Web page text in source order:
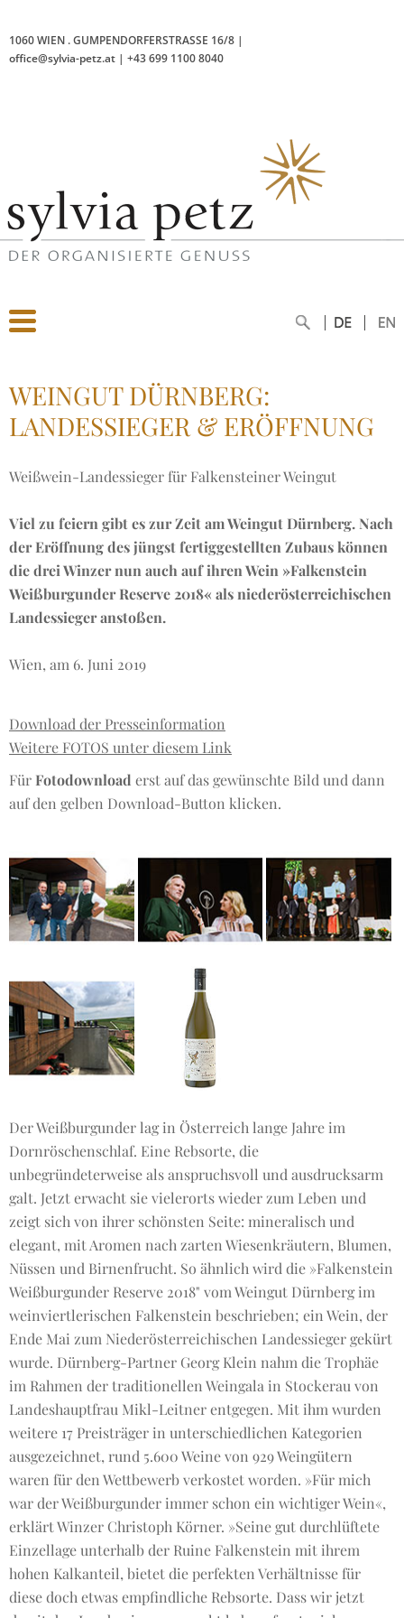
1060 WIEN .GUMPENDORFERSTRASSE 16/8 |
office@sylvia-petz.at | +43 699 1100 8040
WEINGUT DÜRNBERG:
LANDESSIEGER & ERÖFFNUNG
Weißwein-Landessieger für Falkensteiner Weingut
Viel zu feiern gibt es zur Zeit am Weingut Dürnberg. Nach
der Eröffnung des jüngst fertiggestellten Zubaus können
die drei Winzer nun auch auf ihren Wein »Falkenstein
Weißburgunder Reserve 2018« als niederösterreichischen
Landessieger anstoßen.
Wien, am 6. Juni 2019
Download der Presseinformation
Weitere FOTOS unter diesem Link
Für Fotodownload erst auf das gewünschte Bild und dann
auf den gelben Download-Button klicken.
Der Weißburgunder lag in Österreich lange Jahre im
Dornröschenschlaf. Eine Rebsorte, die
unbegründeterweise als anspruchsvoll und ausdrucksarm
galt. Jetzt erwacht sie vielerorts wieder zum Leben und
zeigt sich von ihrer schönsten Seite: mineralisch und
elegant, mit Aromen nach zarten Wiesenkräutern, Blumen,
Nüssen und Birnenfrucht. So ähnlich wird die »Falkenstein
Weißburgunder Reserve 2018" vom Weingut Dürnberg im
weinviertlerischen Falkenstein beschrieben; ein Wein, der
Ende Mai zum Niederösterreichischen Landessieger gekürt
wurde. Dürnberg-Partner Georg Klein nahm die Trophäe
im Rahmen der traditionellen Weingala in Stockerau von
Landeshauptfrau Mikl-Leitner entgegen. Mit ihm wurden
weitere 17 Preisträger in unterschiedlichen Kategorien
ausgezeichnet, rund 5.600 Weine von 929 Weingütern
waren für den Wettbewerb verkostet worden. »Für mich
war der Weißburgunder immer schon ein wichtiger Wein«,
erklärt Winzer Christoph Körner. »Seine gut durchlüftete
Einzellage unterhalb der Ruine Falkenstein mit ihrem
hohen Kalkanteil, bietet die perfekten Verhältnisse für
diese doch etwas empfindliche Rebsorte. Dass wir jetzt